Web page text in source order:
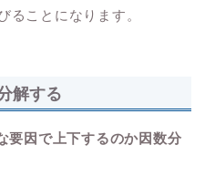
ることになります。
解する
要因で上下するのか因数分